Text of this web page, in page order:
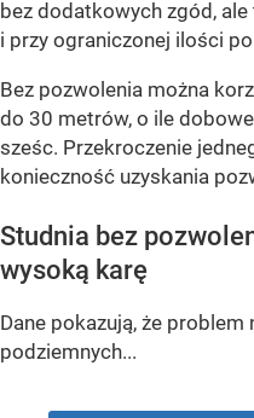
bez dodatkowych zgód,
i przy ograniczonej ilości
Bez pozwolenia można
do 30 metrów, o ile
sześc. Przekroczenie
konieczność uzyskania
Studnia bez
wysoką karę
Dane pokazują, że
podziemnych...